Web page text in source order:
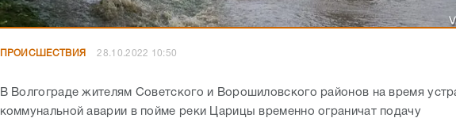
ПРОИСШЕСТВИЯ 28.10.2022 10:50
В Волгограде жителям Советского и Ворошиловского районов на время
коммунальной аварии в пойме реки Царицы временно ограничат подачу